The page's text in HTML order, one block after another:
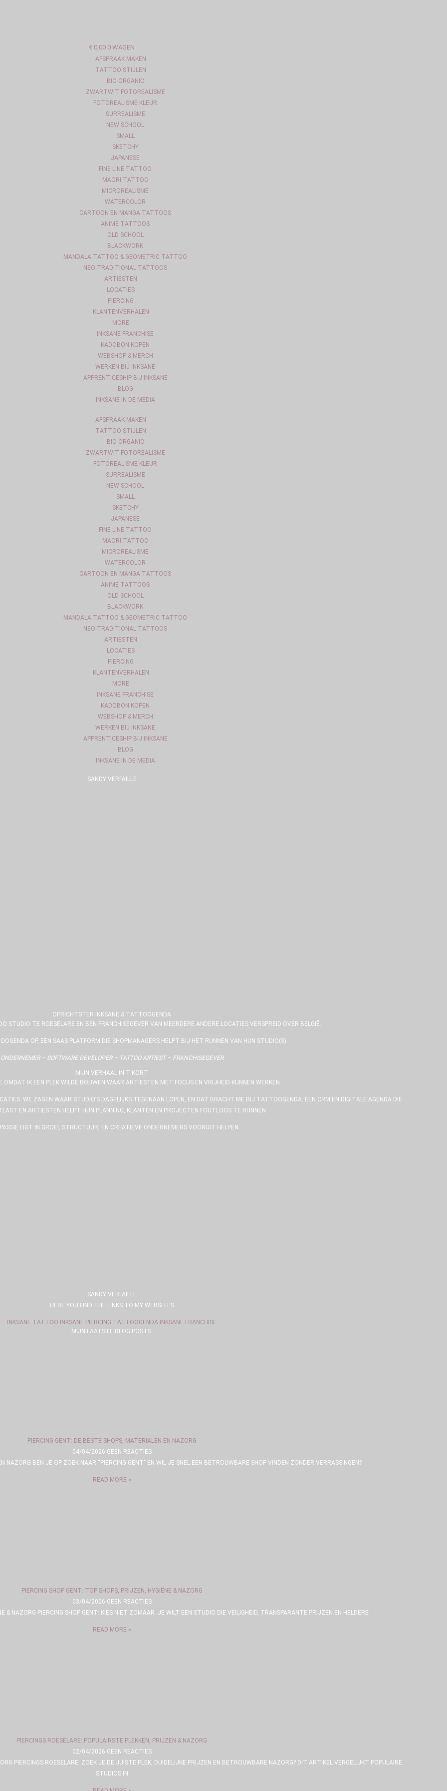
€ 0,00 0 WAGEN
AFSPRAAK MAKEN
TATTOO STIJLEN
BIO-ORGANIC
ZWARTWIT FOTOREALISME
FOTOREALISME KLEUR
SURREALISME
NEW SCHOOL
SMALL
SKETCHY
JAPANESE
FINE LINE TATTOO
MAORI TATTOO
MICROREALISME
WATERCOLOR
CARTOON EN MANGA TATTOOS
ANIME TATTOOS
OLD SCHOOL
BLACKWORK
MANDALA TATTOO & GEOMETRIC TATTOO
NEO-TRADITIONAL TATTOOS
ARTIESTEN
LOCATIES
PIERCING
KLANTENVERHALEN
MORE
INKSANE FRANCHISE
KADOBON KOPEN
WEBSHOP & MERCH
WERKEN BIJ INKSANE
APPRENTICESHIP BIJ INKSANE
BLOG
INKSANE IN DE MEDIA
AFSPRAAK MAKEN
TATTOO STIJLEN
BIO-ORGANIC
ZWARTWIT FOTOREALISME
FOTOREALISME KLEUR
SURREALISME
NEW SCHOOL
SMALL
SKETCHY
JAPANESE
FINE LINE TATTOO
MAORI TATTOO
MICROREALISME
WATERCOLOR
CARTOON EN MANGA TATTOOS
ANIME TATTOOS
OLD SCHOOL
BLACKWORK
MANDALA TATTOO & GEOMETRIC TATTOO
NEO-TRADITIONAL TATTOOS
ARTIESTEN
LOCATIES
PIERCING
KLANTENVERHALEN
MORE
INKSANE FRANCHISE
KADOBON KOPEN
WEBSHOP & MERCH
WERKEN BIJ INKSANE
APPRENTICESHIP BIJ INKSANE
BLOG
INKSANE IN DE MEDIA
SANDY VERFAILLE
OPRICHTSTER INKSANE & TATTOOGENDA
STUDIO TE ROESELARE EN BEN FRANCHISEGEVER VAN MEERDERE ANDERE LOCATIES VERSPREID OVER BELGIË.
OP, EEN SAAS PLATFORM DIE SHOPMANAGERS HELPT BIJ HET RUNNEN VAN HUN STUDIO(S).
ONDERNEMER – SOFTWARE DEVELOPER – TATTOO ARTIEST – FRANCHISEGEVER
MIJN VERHAAL IN'T KORT
OMDAT IK EEN PLEK WILDE BOUWEN WAAR ARTIESTEN MET FOCUS EN VRIJHEID KUNNEN WERKEN.
WE ZAGEN WAAR STUDIO’S DAGELIJKS TEGENAAN LOPEN, EN DAT BRACHT ME BIJ TATTOOGENDA: EEN CRM EN DIGITALE AGENDA DIE
EN ARTIESTEN HELPT HUN PLANNING, KLANTEN EN PROJECTEN FOUTLOOS TE RUNNEN.
LIGT IN GROEI, STRUCTUUR, EN CREATIEVE ONDERNEMERS VOORUIT HELPEN.
SANDY VERFAILLE
HERE YOU FIND THE LINKS TO MY WEBSITES
INKSANE TATTOO INKSANE PIERCING TATTOOGENDA INKSANE FRANCHISE
MIJN LAATSTE BLOG POSTS:
PIERCING GENT: DE BESTE SHOPS, MATERIALEN EN NAZORG
04/04/2026 GEEN REACTIES
NAZORG BEN JE OP ZOEK NAAR “PIERCING GENT” EN WIL JE SNEL EEN BETROUWBARE SHOP VINDEN ZONDER VERRASSINGEN?
READ MORE »
PIERCING SHOP GENT: TOP SHOPS, PRIJZEN, HYGIËNE & NAZORG
03/04/2026 GEEN REACTIES
& NAZORG PIERCING SHOP GENT: KIES NIET ZOMAAR. JE WILT EEN STUDIO DIE VEILIGHEID, TRANSPARANTE PRIJZEN EN HELDERE
READ MORE »
PIERCINGS ROESELARE: POPULAIRSTE PLEKKEN, PRIJZEN & NAZORG
02/04/2026 GEEN REACTIES
PIERCINGS ROESELARE: ZOEK JE DE JUISTE PLEK, DUIDELIJKE PRIJZEN EN BETROUWBARE NAZORG? DIT ARTIKEL VERGELIJKT POPULAIRE
STUDIOS IN